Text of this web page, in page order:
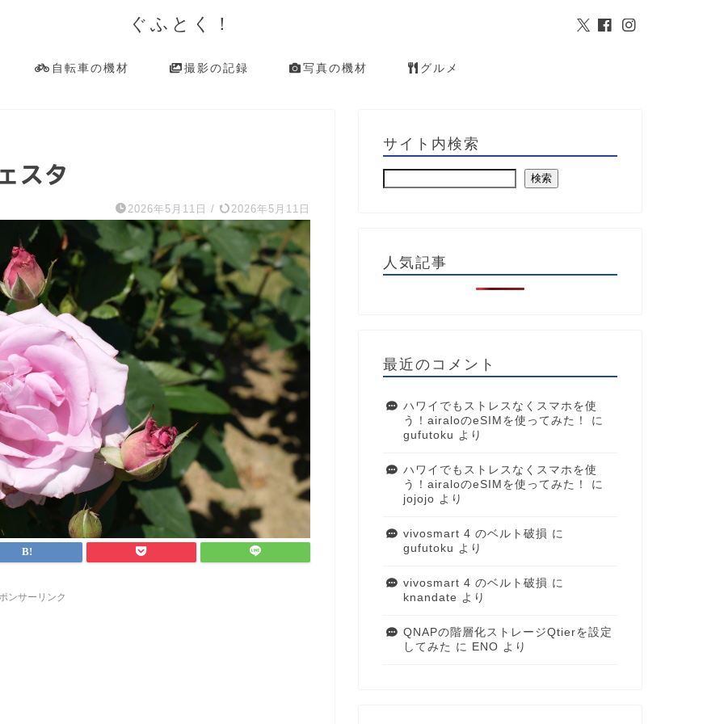
ぐふとく！
自転車の機材 撮影の記録 写真の機材 グルメ
スタ
2026年5月11日 / 2026年5月11日
ンサーリンク
サイト内検索
検索
人気記事
最近のコメント
ハワイでもストレスなくスマホを使
う！airaloのeSIMを使ってみた！
に
gufutoku より
ハワイでもストレスなくスマホを使
う！airaloのeSIMを使ってみた！
に
jojojo より
vivosmart 4 のベルト破損 に
gufutoku より
vivosmart 4 のベルト破損 に
knandate より
QNAPの階層化ストレージQtierを設定
してみた に ENO より